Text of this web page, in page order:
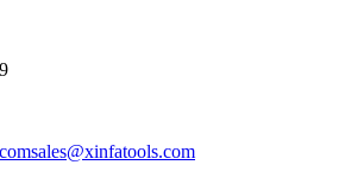
sales@xinfatools.com